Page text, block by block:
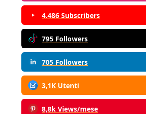
4.486 Subscribers
795 Followers
705 Followers
3,1K Utenti
8,8k Views/mese